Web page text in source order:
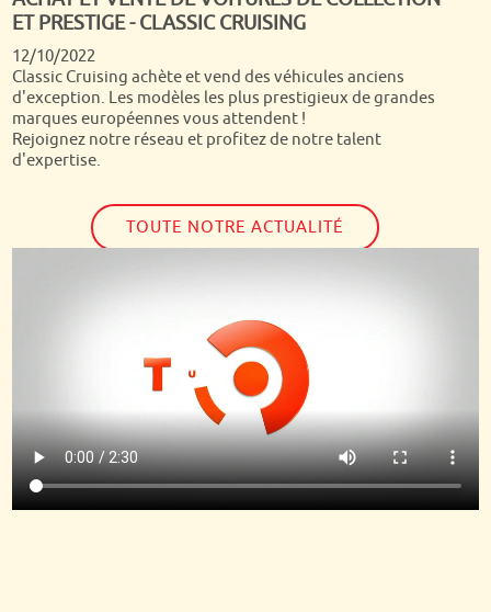
Quand on passe tous ses dimanches matin depuis presque
30 ans devant Turbo, c'est un rêve de voir arriver chez soi
Dominique Chapatte et son équipe ! Nous étions super fiers
de les voir s'étonner de la qualité et la diversité de nos
autos et si notre Jaguar a été vendue dans la semaine qui a
suivi, nous avons toujours notre jolie Volvo P1800 !
ET PRESTIGE - CLASSIC CRUISING
12/10/2022
Classic Cruising achète et vend des véhicules anciens
d'exception. Les modèles les plus prestigieux de grandes
marques européennes vous attendent !
Rejoignez notre réseau et profitez de notre talent
d'expertise.
TOUTE NOTRE ACTUALITÉ